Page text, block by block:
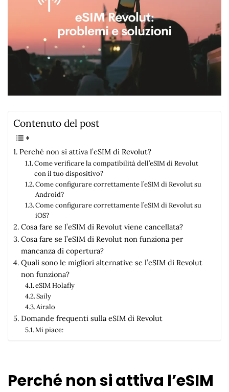
Contenuto del post
Perché non si attiva l’eSIM di Revolut?
Come verificare la compatibilità dell’eSIM di Revolut
con il tuo dispositivo?
Come configurare correttamente l’eSIM di Revolut su
Android?
Come configurare correttamente l’eSIM di Revolut su
iOS?
Cosa fare se l’eSIM di Revolut viene cancellata?
Cosa fare se l’eSIM di Revolut non funziona per
mancanza di copertura?
Quali sono le migliori alternative se l’eSIM di Revolut
non funziona?
eSIM Holafly
Saily
Airalo
Domande frequenti sulla eSIM di Revolut
Mi piace:
Perché non si attiva l’eSIM